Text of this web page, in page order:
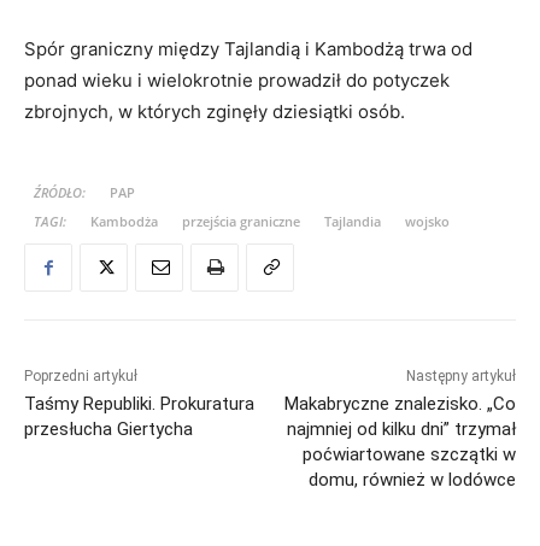
Spór graniczny między Tajlandią i Kambodżą trwa od
ponad wieku i wielokrotnie prowadził do potyczek
zbrojnych, w których zginęły dziesiątki osób.
ŹRÓDŁO:
PAP
TAGI:
Kambodża przejścia graniczne Tajlandia wojsko
Poprzedni artykuł
Taśmy Republiki. Prokuratura
przesłucha Giertycha
Następny artykuł
Makabryczne znalezisko. „Co
najmniej od kilku dni” trzymał
poćwiartowane szczątki w
domu, również w lodówce